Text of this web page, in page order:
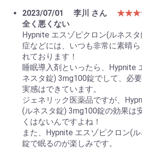
2023/07/01
李川 さん
全く悪くない
Hypnite エスゾピクロン(ルネス
症などには、いつも非常に素晴
れております！
睡眠導入剤といったら、Hypnite
ネスタ錠) 3mg100錠でして、必
実感はできています。
ジェネリック医薬品ですが、
(ルネスタ錠) 3mg100錠の効果は
くはないんですよね！
また、Hypnite エスゾピクロン(
錠で眠るのが楽しみです。